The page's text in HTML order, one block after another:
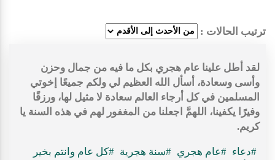
ترتيب الحالات :
لقد أطل علينا عام هجري بكل ما فيه من جمال وحزن
وأسى وسعادة، أسأل الله العظيم لي ولكم جميعًا إخوتي
المسلمين في كل أرجاء العالم سعادة لا مثيل لها، ورزقًا
وفيرًا يكفينا، اللهمَّ اجعلنا من المغفور لهم في هذه السنة يا
كريم.
#دعاء #عام هجري #سنة هجرية #كل عام وانتم بخير